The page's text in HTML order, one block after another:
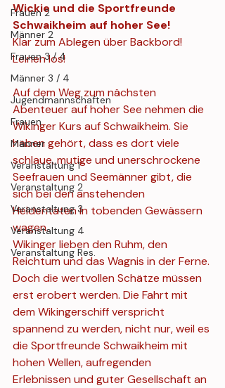
Frauen 2
Männer 2
Frauen 3 / 4
Männer 3 / 4
Jugendmannschaften
Frauen
Männer
Veranstaltung 1
Veranstaltung 2
Veranstaltung 3
Veranstaltung 4
Veranstaltung Res.
Wickie und die Sportfreunde
Schwaikheim auf hoher See!
Klar zum Ablegen über Backbord!
Leinen los!
Auf dem Weg zum nächsten
Abenteuer auf hoher See nehmen die
Wikinger Kurs auf Schwaikheim. Sie
haben gehört, dass es dort viele
schlaue, mutige und unerschrockene
Seefrauen und Seemänner gibt, die
sich bei den anstehenden
Heldentaten in tobenden Gewässern
wagen.
Wikinger lieben den Ruhm, den
Reichtum und das Wagnis in der Ferne.
Doch die wertvollen Schätze müssen
erst erobert werden. Die Fahrt mit
dem Wikingerschiff verspricht
spannend zu werden, nicht nur, weil es
die Sportfreunde Schwaikheim mit
hohen Wellen, aufregenden
Erlebnissen und guter Gesellschaft an